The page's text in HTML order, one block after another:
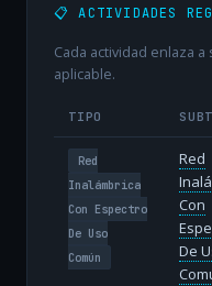
📋 ACTIVIDADES
Cada actividad enlaza
aplicable.
TIPO
Red
Inalámbrica
Con Espectro
De Uso
Común
Red
Con
De